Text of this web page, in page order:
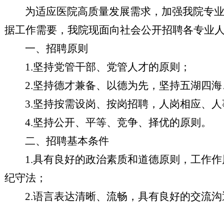
为适应医院高质量发展需求，加强我院专
据工作需要，我院现面向社会公开招聘各专业
一、招聘原则
1.坚持党管干部、党管人才的原则；
2.坚持德才兼备、以德为先，坚持五湖四
3.坚持按需设岗、按岗招聘，人岗相应、
4.坚持公开、平等、竞争、择优的原则。
二、招聘基本条件
1.具有良好的政治素质和道德原则，工作
纪守法；
2.语言表达清晰、流畅，具有良好的交流